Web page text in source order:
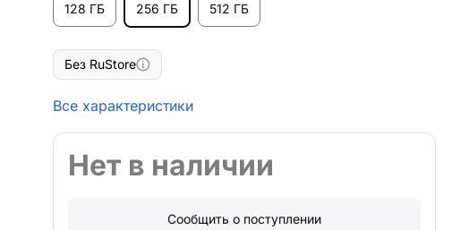
128 ГБ 256 ГБ 512 ГБ
Без RuStore
Все характеристики
Нет в наличии
Сообщить о поступлении